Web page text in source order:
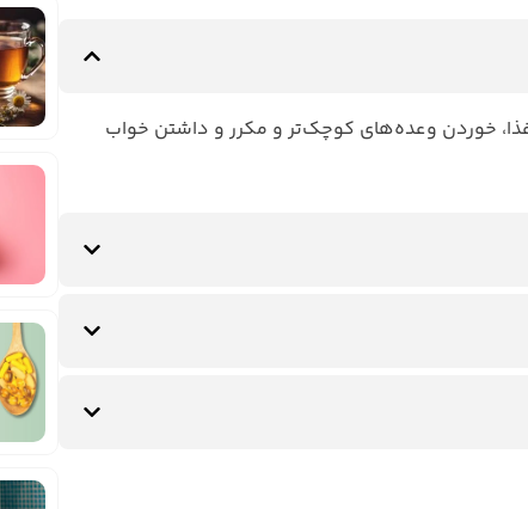
غذا، خوردن وعده‌های کوچک‌تر و مکرر و داشتن خواب